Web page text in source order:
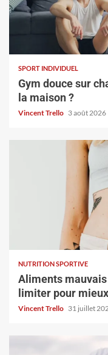
SPORT INDIVIDUEL
Gym douce sur
la maison ?
Vincent Trello 3 août 2026
NUTRITION SPORTIVE
Aliments mauvais
limiter pour
Vincent Trello 31 juillet